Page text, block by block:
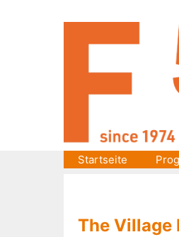
Startseite
The Village